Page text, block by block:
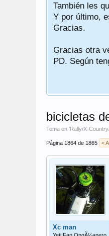
También les
Y por último,
Gracias.
Gracias otra
PD. Según
bicicletas
Tema en 'Rally/X-
Página 1864 de 1865 <
Xc man